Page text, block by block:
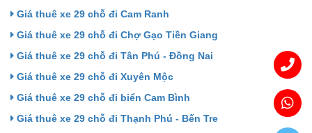
Giá thuê xe 29 chỗ đi Cam Ranh
Giá thuê xe 29 chỗ đi Chợ Gạo Tiền Giang
Giá thuê xe 29 chỗ đi Tân Phú - Đồng Nai
Giá thuê xe 29 chỗ đi Xuyên Mộc
Giá thuê xe 29 chỗ đi biển Cam Bình
Giá thuê xe 29 chỗ đi Thạnh Phú - Bến Tre